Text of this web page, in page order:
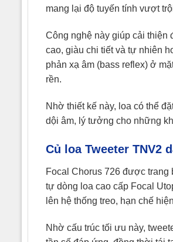
mang lại độ tuyến tính vượt
Công nghệ này giúp cải thiện
cao, giàu chi tiết và tự nhiên
phản xạ âm (bass reflex) ở
rền.
Nhờ thiết kế này, loa có thể
dội âm, lý tưởng cho những
Củ loa Tweeter TNV2
Focal Chorus 726 được trang
tự dòng loa cao cấp Focal
lên hệ thống treo, hạn chế
Nhờ cấu trúc tối ưu này,